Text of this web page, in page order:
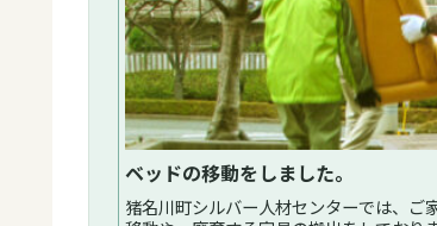
ベッドの移動をしました。
猪名川町シルバー人材センターでは、ご